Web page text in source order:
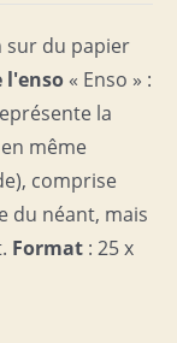
sur du papier
l'enso « Enso » :
la
même
comprise
du néant, mais
Format : 25 x